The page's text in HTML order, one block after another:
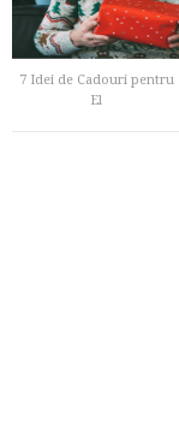
7 Idei de Cadouri pentru
El